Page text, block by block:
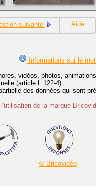
suivante Aide
Informations sur le
vidéos, photos,
(article L.122-4).
des données qui sont
de la marque
© Bricovidéo